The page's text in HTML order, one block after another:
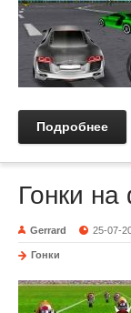
Подробнее
Гонки
Gerrard 25-07-
Гонки